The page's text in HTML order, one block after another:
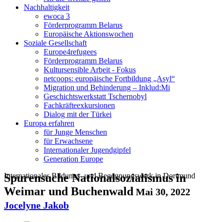
Nachhaltigkeit
ewoca 3
Förderprogramm Belarus
Europäische Aktionswochen
Soziale Gesellschaft
Europe4refugees
Förderprogramm Belarus
Kultursensible Arbeit - Fokus
netcoops: europäische Fortbildung „Asyl“
Migration und Behinderung – Inklud:Mi
Geschichtswerkstatt Tschernobyl
Fachkräfteexkursionen
Dialog mit der Türkei
Europa erfahren
für Junge Menschen
für Erwachsene
Internationaler Jugendgipfel
Generation Europe
Internationales Bildungs- und Begegnungswerk in Dortmund
Spurensuche Nationalsozialismus in
Weimar und Buchenwald Mai 30, 2022
Jocelyne Jakob